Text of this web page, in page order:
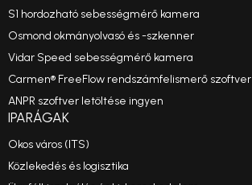
S1 hordozható sebességmérő kamera
Osmond okmányolvasó és -szkenner
Vidar Speed sebességmérő kamera
Carmen® FreeFlow rendszámfelismerő szoftver
ANPR szoftver letöltése ingyen
IPARÁGAK
Okos város (ITS)
Közlekedés és logisztika